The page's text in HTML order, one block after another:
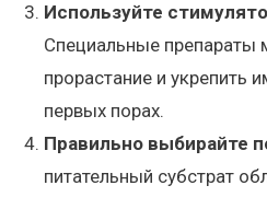
Используйте
Специальные препараты
прорастание и укрепить
первых порах.
Правильно выбирайте
питательный субстрат